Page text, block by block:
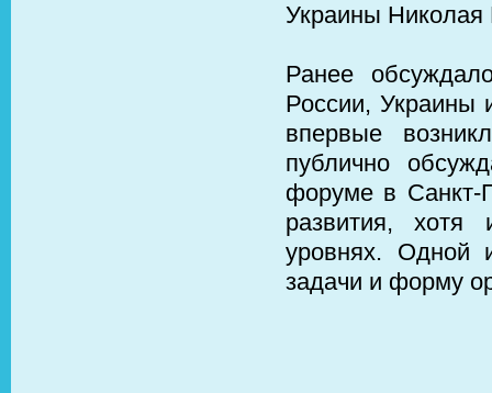
Украины
Ранее
России, Украины
впервые
публично
форуме в Санкт-
развития, хотя
уровнях. Одной
задачи и форму